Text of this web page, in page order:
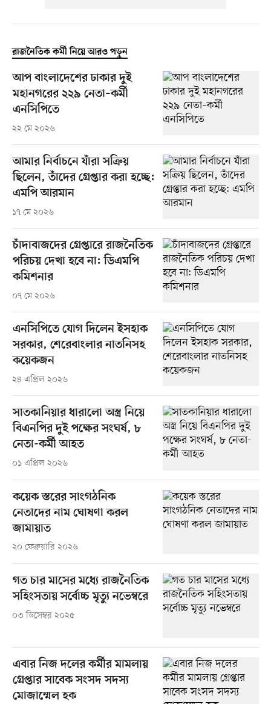
রাজনৈতিক কর্মী নিয়ে আরও পড়ুন
আপ বাংলাদেশের ঢাকার দুই
মহানগরের ২২৯ নেতা–কর্মী
এনসিপিতে
২২ মে ২০২৬
আমার নির্বাচনে যাঁরা সক্রিয়
ছিলেন, তাঁদের গ্রেপ্তার করা হচ্ছে:
এমপি আরমান
১৭ মে ২০২৬
চাঁদাবাজদের গ্রেপ্তারে রাজনৈতিক
পরিচয় দেখা হবে না: ডিএমপি
কমিশনার
০৭ মে ২০২৬
এনসিপিতে যোগ দিলেন ইসহাক
সরকার, শেরেবাংলার নাতনিসহ
কয়েকজন
২৪ এপ্রিল ২০২৬
সাতকানিয়ার ধারালো অস্ত্র নিয়ে
বিএনপির দুই পক্ষের সংঘর্ষ, ৮
নেতা-কর্মী আহত
০১ এপ্রিল ২০২৬
কয়েক স্তরের সাংগঠনিক
নেতাদের নাম ঘোষণা করল
জামায়াত
২০ ফেব্রুয়ারি ২০২৬
গত চার মাসের মধ্যে রাজনৈতিক
সহিংসতায় সর্বোচ্চ মৃত্যু নভেম্বরে
০৩ ডিসেম্বর ২০২৫
এবার নিজ দলের কর্মীর মামলায়
গ্রেপ্তার সাবেক সংসদ সদস্য
মোজাম্মেল হক